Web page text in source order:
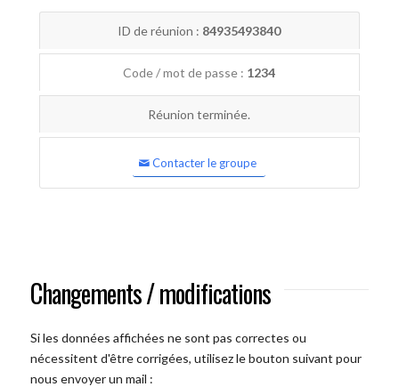
ID de réunion : 84935493840
Code / mot de passe : 1234
Réunion terminée.
Contacter le groupe
Changements / modifications
Si les données affichées ne sont pas correctes ou
nécessitent d'être corrigées, utilisez le bouton suivant pour
nous envoyer un mail :